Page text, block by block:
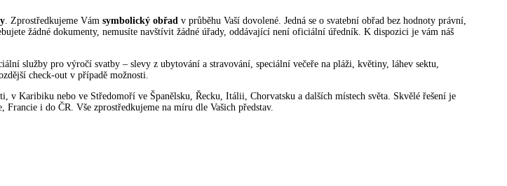
. Zprostředkujeme Vám symbolický obřad v průběhu Vaší dovolené. Jedná se o svatební obřad bez hodnoty právní,
žádné dokumenty, nemusíte navštívit žádné úřady, oddávající není oficiální úředník. K dispozici je vám náš
služby pro výročí svatby – slevy z ubytování a stravování, speciální večeře na pláži, květiny, láhev sektu,
check-out v případě možnosti.
Karibiku nebo ve Středomoří ve Španělsku, Řecku, Itálii, Chorvatsku a dalších místech světa. Skvělé řešení je
i do ČR. Vše zprostředkujeme na míru dle Vašich představ.